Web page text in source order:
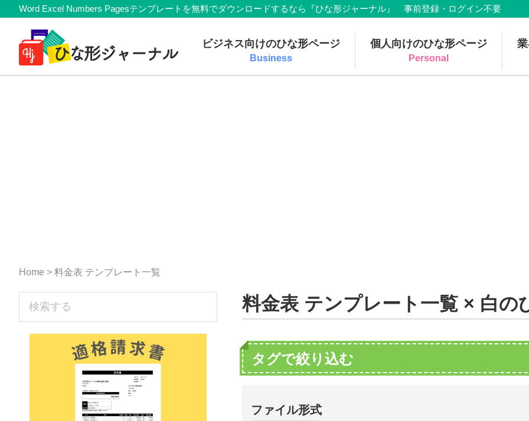
Skip
primary
navigation
Skip
content
Skip
primary
sidebar
Skip
footer
Member
Navigation
Word Excel Numbers Pagesテンプレートを無料でダウンロードするなら『ひな形ジャーナル』 事前登録・ログイン不要
料
テ
形
ャ
ビジネス向けのひな形ページ
Business
個人向けのひな形ページ
Personal
Home > 料金表 テンプレート一覧
料金表 テンプレート一覧 × 白の
タグで絞り込む
ファイル形式
sidebar